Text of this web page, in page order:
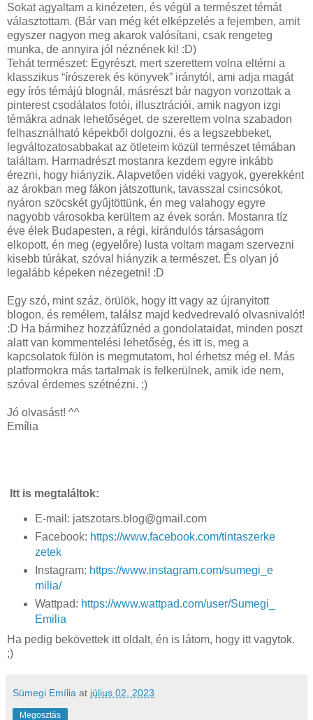
Sokat agyaltam a kinézeten, és végül a természet témát
választottam. (Bár van még két elképzelés a fejemben, amit
egyszer nagyon meg akarok valósítani, csak rengeteg
munka, de annyira jól néznének ki! :D)
Tehát természet: Egyrészt, mert szerettem volna eltérni a
klasszikus “írószerek és könyvek” iránytól, ami adja magát
egy írós témájú blognál, másrészt bár nagyon vonzottak a
pinterest csodálatos fotói, illusztrációi, amik nagyon izgi
témákra adnak lehetőséget, de szerettem volna szabadon
felhasználható képekből dolgozni, és a legszebbeket,
legváltozatosabbakat az ötleteim közül természet témában
találtam. Harmadrészt mostanra kezdem egyre inkább
érezni, hogy hiányzik. Alapvetően vidéki vagyok, gyerekként
az árokban meg fákon játszottunk, tavasszal csincsókot,
nyáron szöcskét gyűjtöttünk, én meg valahogy egyre
nagyobb városokba kerültem az évek során. Mostanra tíz
éve élek Budapesten, a régi, kirándulós társaságom
elkopott, én meg (egyelőre) lusta voltam magam szervezni
kisebb túrákat, szóval hiányzik a természet. És olyan jó
legalább képeken nézegetni! :D
Egy szó, mint száz, örülök, hogy itt vagy az újranyitott
blogon, és remélem, találsz majd kedvedrevaló olvasnivalót!
:D Ha bármihez hozzáfűznéd a gondolataidat, minden poszt
alatt van kommentelési lehetőség, és itt is, meg a
kapcsolatok fülön is megmutatom, hol érhetsz még el. Más
platformokra más tartalmak is felkerülnek, amik ide nem,
szóval érdemes szétnézni. ;)
Jó olvasást! ^^
Emília
Itt is megtaláltok:
E-mail: jatszotars.blog@gmail.com
Facebook: https://www.facebook.com/tintaszerke
zetek
Instagram: https://www.instagram.com/sumegi_e
milia/
Wattpad: https://www.wattpad.com/user/Sumegi_
Emilia
Ha pedig bekövettek itt oldalt, én is látom, hogy itt vagytok.
;)
Sümegi Emília at július 02, 2023
Megosztás